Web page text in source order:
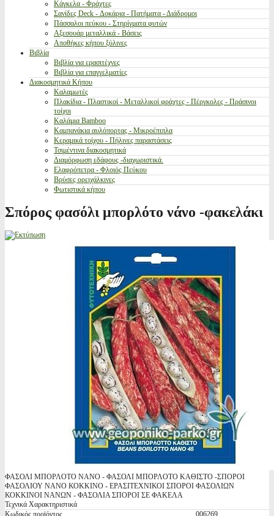
Κάγκελα - Φράχτες
Σανίδες Deck - Δοκάρια - Πατήματα - Διάδρομοι
Πάσσαλοι πεύκου - Στηρίγματα φυτών
Αξεσουάρ μεταλλικά - Βάσεις
Αποθήκες κήπου ξύλινες
Βιβλία
Βιβλία για ερασιτέχνες
Βιβλία για επαγγελματίες
Διακοσμητικά Κήπου
Καλαμωτές
Πλακίδια - Πλαστικοί - Μεταλλικοί φράχτες - Πέργκολες - Πράσινοι
τοίχοι
Καλάμια Bamboo
Καμπανάκια αυλόπορτας - Μικροέπιπλα
Κεραμικά τοίχου - Πήλινες παραστάσεις
Τσιμέντινα διακοσμητικά
Διαμόρφωση εδάφους -διαχωριστικά.
Ελαφρόπετρα - Φλοιός Πεύκου
Βρύσες ορειχάλκινες
Φωτιστικά κήπου
Σπόρος φασόλι μπορλότο νάνο -φακελάκι
ΦΑΣΟΛΙ ΜΠΟΡΛΟΤΟ ΝΑΝΟ - ΦΑΣΟΛΙ ΜΠΟΡΛΟΤΟ ΚΑΘΙΣΤΟ -ΣΠΟΡΟΙ
ΦΑΣΟΛΙΟΥ ΝΑΝΟ ΚΟΚΚΙΝΟ - ΕΡΑΣΙΤΕΧΝΙΚΟΙ ΣΠΟΡΟΙ ΦΑΣΟΛΙΩΝ
ΚΟΚΚΙΝΟΙ ΝΑΝΩΝ - ΦΑΣΟΛΙΑ ΣΠΟΡΟΙ ΣΕ ΦΑΚΕΛΑ
Τεχνικά Χαρακτηριστικά